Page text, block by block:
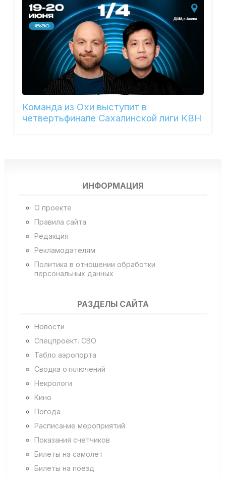
Команда из Охи выступит в
четвертьфинале Сахалинской лиги КВН
ИНФОРМАЦИЯ
О проекте
Правила сайта
Редакция
Рекламодателям
Политика в отношении обработки
персональных данных
РАЗДЕЛЫ САЙТА
Новости
Спецпроект. СВО
Табло аэропорта
Сводка отключений
Некрологи
Кино
Погода
Расписание мероприятий
Показания счетчиков
Билеты на самолет
Билеты на поезд